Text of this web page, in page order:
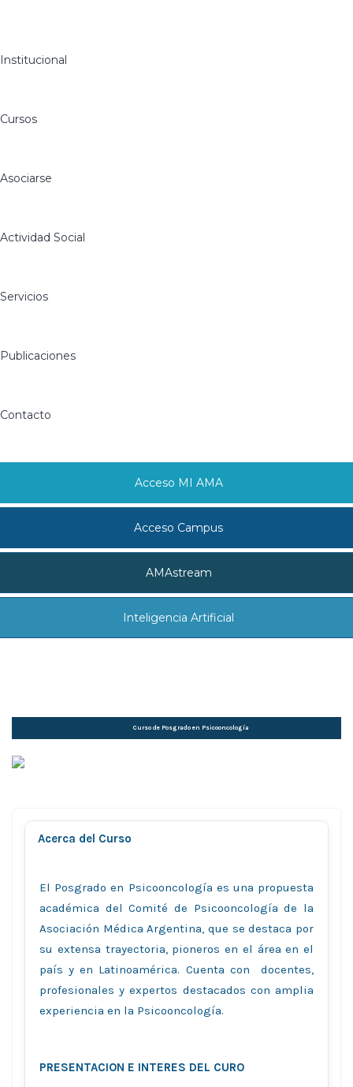
Institucional
Cursos
Asociarse
Actividad Social
Servicios
Publicaciones
Contacto
Acceso MI AMA
Acceso Campus
AMAstream
Inteligencia Artificial
Curso de Posgrado en Psicooncologí­a
Acerca del Curso
El Posgrado en Psicooncología es una propuesta
académica del Comité de Psicooncología de la
Asociación Médica Argentina, que se destaca por
su extensa trayectoria, pioneros en el área en el
país y en Latinoamérica. Cuenta con docentes,
profesionales y expertos destacados con amplia
experiencia en la Psicooncología.
PRESENTACION E INTERES DEL CURO